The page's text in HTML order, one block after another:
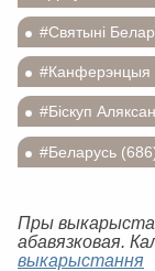
#Святыні
#Канферэнцыя
#Біскуп
#Беларусь
Пры
абавязковая.
выкарыстання